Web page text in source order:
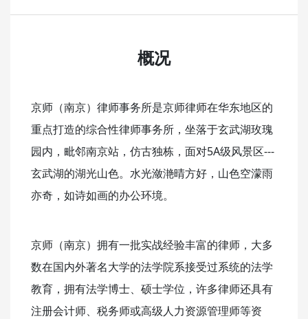
概况
京师（南京）律师事务所是京师律师在华东地区的
重点打造的综合性律师事务所，坐落于玄武湖玫瑰
园内，毗邻南京站，仿古独栋，面对5A级风景区---
玄武湖的湖光山色。水光潋滟晴方好，山色空濛雨
亦奇，如诗如画的办公环境。
京师（南京）拥有一批实战经验丰富的律师，大多
数在国内外著名大学的法学院系接受过系统的法学
教育，拥有法学博士、硕士学位，许多律师还具有
注册会计师、税务师或高级人力资源管理师等资